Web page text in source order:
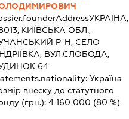
УКРАЇНА,
КИЇВСЬКА ОБЛ.,
Р-Н, СЕЛО
ВУЛ.СЛОБОДА,
64
Україна
внеску до статутного
(грн.):4 160 000 (80 %)